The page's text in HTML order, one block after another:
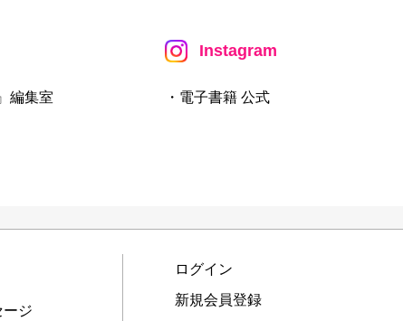
編集室
Instagram
・電子書籍 公式
ージ
ログイン
新規会員登録